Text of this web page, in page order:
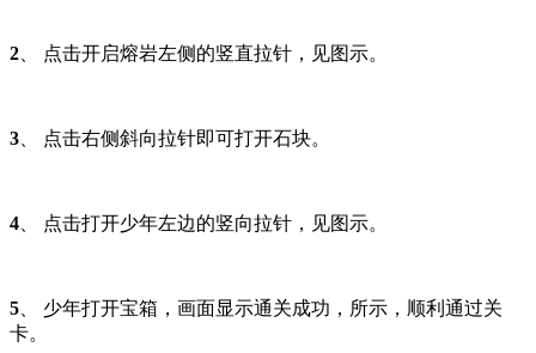
2 、 点击开启熔岩左侧的竖直拉针，见图示。
3 、 点击右侧斜向拉针即可打开石块。
4 、 点击打开少年左边的竖向拉针，见图示。
5 、 少年打开宝箱，画面显示通关成功，所示，顺利通过关
卡。